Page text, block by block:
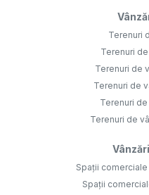
Terenuri
Terenuri
Terenuri de
Terenuri de
Terenuri
Terenuri de
Spații
Spații